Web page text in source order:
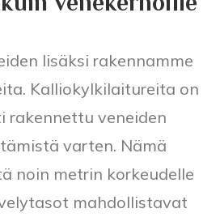
lisäksi rakennamme
Kalliokylkilaitureita on
rakennettu veneiden
varten. Nämä
noin metrin korkeudelle
mahdollistavat